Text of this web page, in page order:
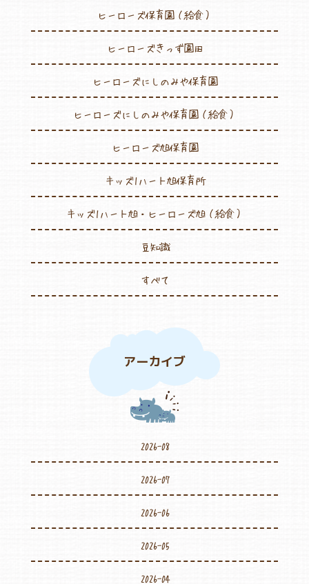
ヒーローズ保育園（給食）
ヒーローズきっず園田
ヒーローズにしのみや保育園
ヒーローズにしのみや保育園（給食）
ヒーローズ旭保育園
キッズ1ハート旭保育所
キッズ1ハート旭・ヒーローズ旭（給食）
豆知識
すべて
アーカイブ
2026-08
2026-07
2026-06
2026-05
2026-04